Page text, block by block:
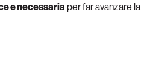
e necessariaper far avanzare